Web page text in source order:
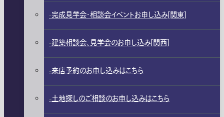
完成見学会・相談会イベントお申し込み[関東]
建築相談会、見学会のお申し込み[関西]
来店予約のお申し込みはこちら
土地探しのご相談のお申し込みはこちら